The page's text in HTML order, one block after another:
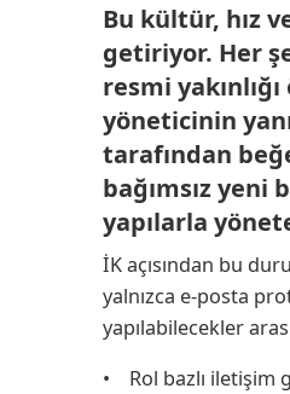
Bu kültür, hız
getiriyor. Her
resmi
yöneticinin
tarafından
bağımsız yeni
yapılarla
İK açısından bu
yalnızca e-posta
yapılabilecekler
• Rol bazlı iletişim